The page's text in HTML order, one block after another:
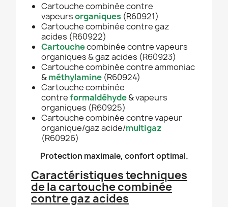
Cartouche combinée contre
vapeursorganiques (R60921)
Cartouche combinée contre gaz
acides (R60922)
Cartouchecombinée contre vapeurs
organiques & gaz acides (R60923)
Cartouche combinée contre ammoniac
&méthylamine (R60924)
Cartouche combinée
contreformaldéhyde& vapeurs
organiques (R60925)
Cartouche combinée contre vapeur
organique/gaz acide/multigaz
(R60926)
Protection maximale, confort optimal.
Caractéristiques techniques
de la cartouche combinée
contre gaz acides